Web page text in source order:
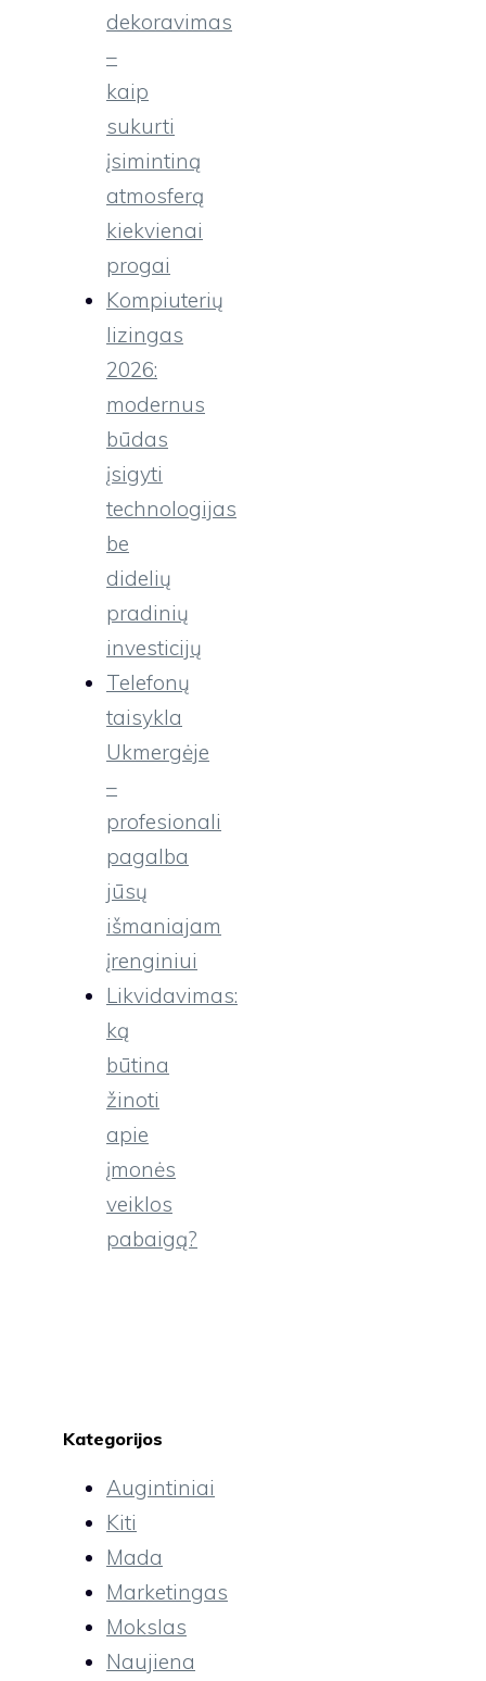
dekoravimas
–
kaip
sukurti
įsimintiną
atmosferą
kiekvienai
progai
Kompiuterių
lizingas
2026:
modernus
būdas
įsigyti
technologijas
be
didelių
pradinių
investicijų
Telefonų
taisykla
Ukmergėje
–
profesionali
pagalba
jūsų
išmaniajam
įrenginiui
Likvidavimas:
ką
būtina
žinoti
apie
įmonės
veiklos
pabaigą?
Kategorijos
Augintiniai
Kiti
Mada
Marketingas
Mokslas
Naujiena